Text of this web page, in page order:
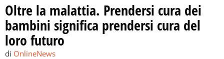
Oltre la malattia. Prendersi cura dei
bambini significa prendersi cura del
loro futuro
di OnlineNews